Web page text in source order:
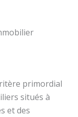
primordial
situés à
et des